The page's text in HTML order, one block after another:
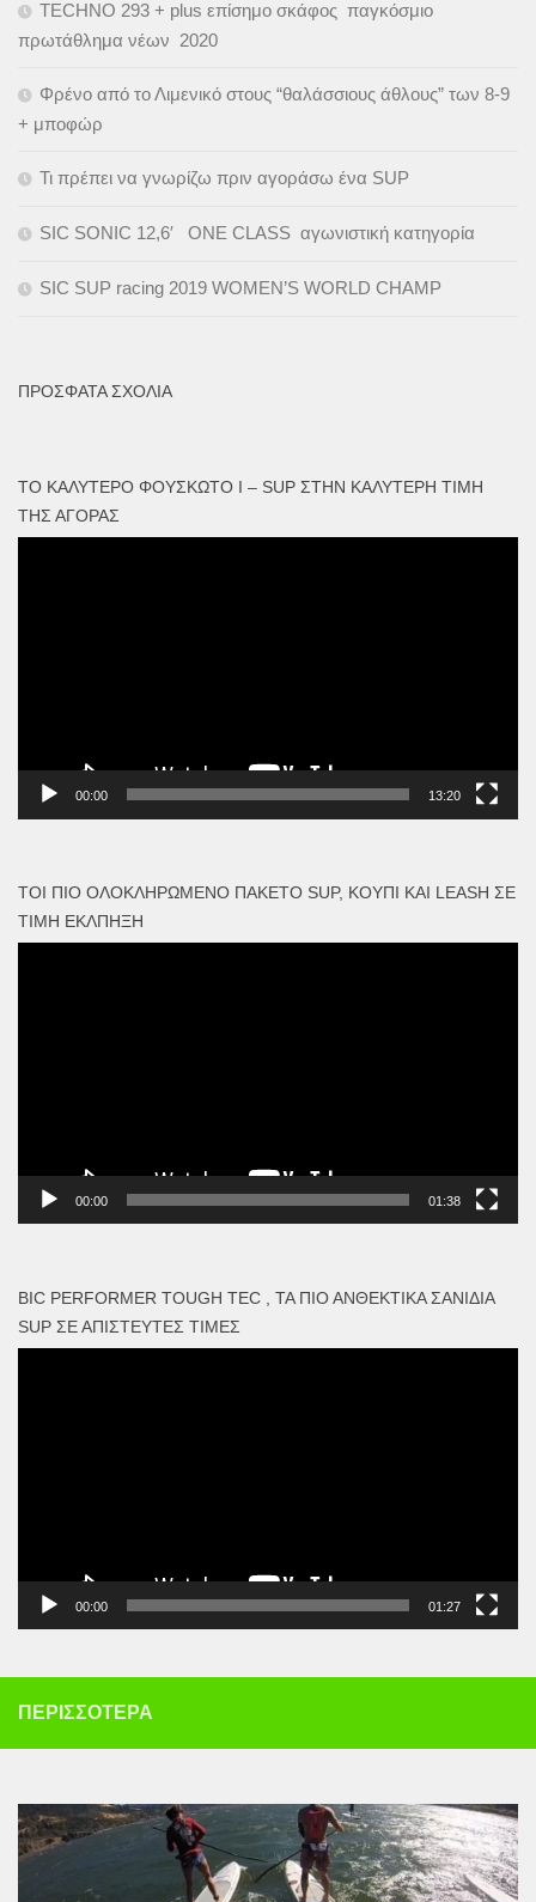
TECHNO 293 + plus επίσημο σκάφος παγκόσμιο
πρωτάθλημα νέων 2020
Φρένο από το Λιμενικό στους “θαλάσσιους άθλους” των 8-9
+ μποφώρ
Τι πρέπει να γνωρίζω πριν αγοράσω ένα SUP
SIC SONIC 12,6′ ONE CLASS αγωνιστική κατηγορία
SIC SUP racing 2019 WOMEN’S WORLD CHAMP
ΠΡΌΣΦΑΤΑ ΣΧΌΛΙΑ
ΤΟ ΚΑΛΎΤΕΡΟ ΦΟΥΣΚΩΤΟ I – SUP ΣΤΗΝ ΚΑΛΎΤΕΡΗ ΤΙΜΉ
ΤΗΣ ΑΓΟΡΆΣ
00:00 13:20
ΤΟΙ ΠΙΟ ΟΛΟΚΛΗΡΩΜΈΝΟ ΠΑΚΈΤΟ SUP, ΚΟΥΠΊ ΚΑΙ LEASH ΣΕ
ΤΙΜΉ ΈΚΛΠΗΞΗ
00:00 01:38
BIC PERFORMER TOUGH TEC , ΤΑ ΠΙΟ ΑΝΘΕΚΤΙΚΆ ΣΑΝΊΔΙΑ
SUP ΣΕ ΑΠΊΣΤΕΥΤΕΣ ΤΙΜΈΣ
00:00 01:27
ΠΕΡΙΣΣΌΤΕΡΑ